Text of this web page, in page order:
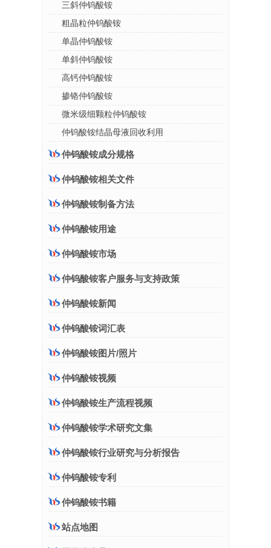
三斜仲钨酸铵
粗晶粒仲钨酸铵
单晶仲钨酸铵
单斜仲钨酸铵
高钙仲钨酸铵
掺铬仲钨酸铵
微米级细颗粒仲钨酸铵
仲钨酸铵结晶母液回收利用
仲钨酸铵成分规格
仲钨酸铵相关文件
仲钨酸铵制备方法
仲钨酸铵用途
仲钨酸铵市场
仲钨酸铵客户服务与支持政策
仲钨酸铵新闻
仲钨酸铵词汇表
仲钨酸铵图片/照片
仲钨酸铵视频
仲钨酸铵生产流程视频
仲钨酸铵学术研究文集
仲钨酸铵行业研究与分析报告
仲钨酸铵专利
仲钨酸铵书籍
站点地图